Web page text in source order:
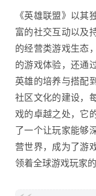
《英雄联盟》以其
富的社交互动以及
的经营类游戏生态
的游戏体验，还通
英雄的培养与搭配
社区文化的建设，
戏的卓越之处，它
了一个让玩家能够
营世界，成为了游
领着全球游戏玩家的